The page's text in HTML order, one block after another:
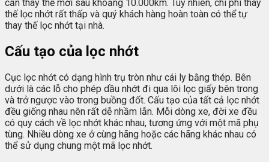
cần thay thế mới sau khoảng 10.000km. Tuy nhiên, chi phí thay
thế lọc nhớt rất thấp và quý khách hàng hoàn toàn có thể tự
thay thế lọc nhớt tại nhà.
Cấu tạo của lọc nhớt
Cục lọc nhớt có dạng hình trụ tròn như cái ly bằng thép. Bên
dưới là các lỗ cho phép dầu nhớt đi qua lõi lọc giấy bên trong
và trở ngược vào trong buồng đốt. Cấu tạo của tất cả lọc nhớt
đều giống nhau nên rất dễ nhầm lẫn. Mỗi dòng xe, đời xe đều
có quy cách về lọc nhớt khác nhau, tương ứng với một mã phụ
tùng. Nhiều dòng xe ở cùng hãng hoặc các hãng khác nhau có
thể sử dụng chung một mã lọc nhớt.